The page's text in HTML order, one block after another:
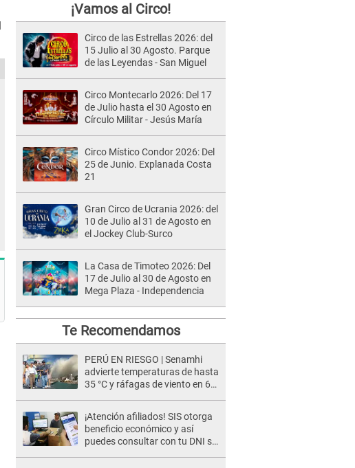
¡Vamos al Circo!
Circo de las Estrellas 2026: del
15 Julio al 30 Agosto. Parque
de las Leyendas - San Miguel
Circo Montecarlo 2026: Del 17
de Julio hasta el 30 Agosto en
Círculo Militar - Jesús María
Circo Místico Condor 2026: Del
25 de Junio. Explanada Costa
21
Gran Circo de Ucrania 2026: del
10 de Julio al 31 de Agosto en
el Jockey Club-Surco
La Casa de Timoteo 2026: Del
17 de Julio al 30 de Agosto en
Mega Plaza - Independencia
Te Recomendamos
PERÚ EN RIESGO | Senamhi
advierte temperaturas de hasta
35 °C y ráfagas de viento en 6
¡Atención afiliados! SIS otorga
beneficio económico y así
puedes consultar con tu DNI si